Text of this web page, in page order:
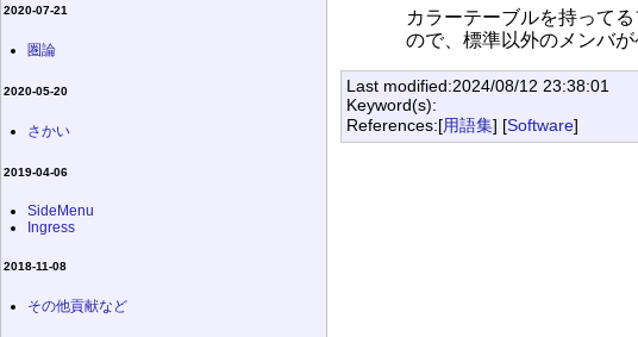
カラーテーブルを持って
ので、標準以外のメンバ
Last modified:2024/08/12 23:38:01
Keyword(s):
References:[用語集] [Software]
2020-07-21
圏論
2020-05-20
さかい
2019-04-06
SideMenu
Ingress
2018-11-08
その他貢献など